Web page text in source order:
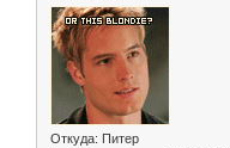
Откуда: Питер